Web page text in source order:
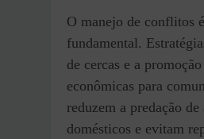
O manejo de conflitos
fundamental.
de cercas e a
econômicas para
reduzem a predação de
domésticos e evitam